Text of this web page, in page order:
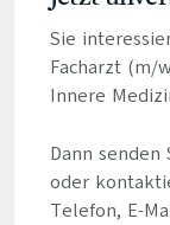
Sie
Facharzt (m/
Innere
Dann
oder
Telefon, E-